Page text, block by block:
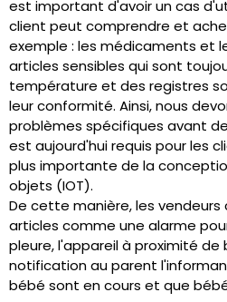
est important d'avoir un cas
client peut comprendre et
exemple : les médicaments et
articles sensibles qui sont
température et des registres
leur conformité. Ainsi, nous
problèmes spécifiques avant
est aujourd'hui requis pour les
plus importante de la
objets (IOT).
De cette manière, les
articles comme une alarme
pleure, l'appareil à proximité de
notification au parent
bébé sont en cours et que